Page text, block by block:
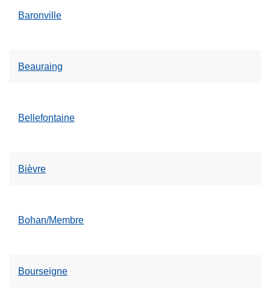
Baronville
Beauraing
Bellefontaine
Bièvre
Bohan/Membre
Bourseigne